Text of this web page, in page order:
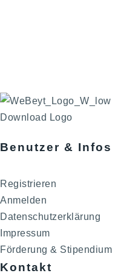
Download Logo
Benutzer & Infos
Registrieren
Anmelden
Datenschutzerklärung
Impressum
Förderung & Stipendium
Kontakt